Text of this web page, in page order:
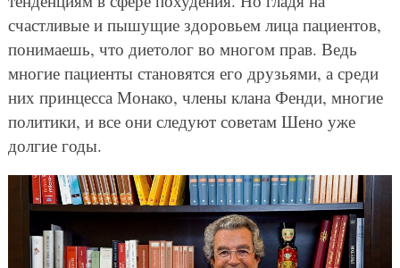
счастливые и пышущие здоровьем лица пациентов,
понимаешь, что диетолог во многом прав. Ведь
многие пациенты становятся его друзьями, а среди
них принцесса Монако, члены клана Фенди, многие
политики, и все они следуют советам Шено уже
долгие годы.